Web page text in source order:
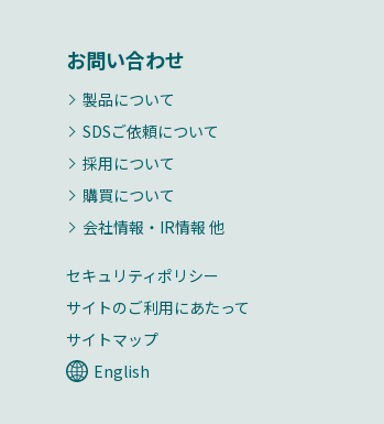
お問い合わせ
製品について
SDSご依頼について
採用について
購買について
会社情報・IR情報 他
セキュリティポリシー
サイトのご利用にあたって
サイトマップ
English